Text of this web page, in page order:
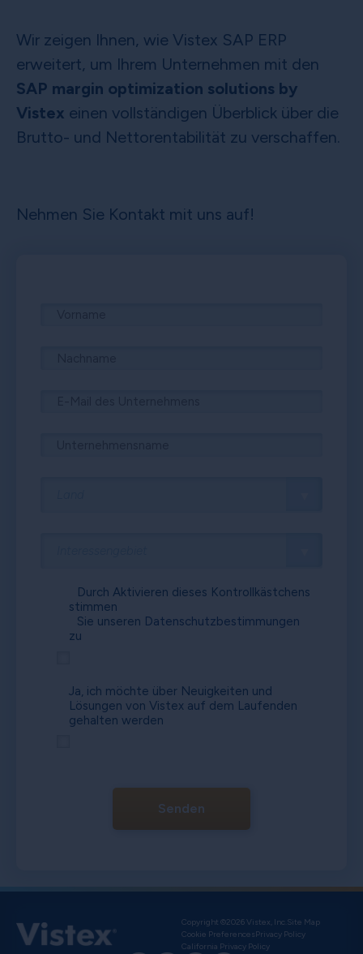
Wir zeigen Ihnen, wie Vistex SAP ERP
erweitert, um Ihrem Unternehmen mit den
SAP margin optimization solutions by
Vistex einen vollständigen Überblick über die
Brutto- und Nettorentabilität zu verschaffen.
Nehmen Sie Kontakt mit uns auf!
Durch Aktivieren dieses Kontrollkästchens
stimmen
Sie unseren Datenschutzbestimmungen
zu
Ja, ich möchte über Neuigkeiten und
Lösungen von Vistex auf dem Laufenden
gehalten werden
Senden
Copyright ©2026 Vistex, Inc. Site Map
Cookie PreferencesPrivacy Policy
California Privacy Policy